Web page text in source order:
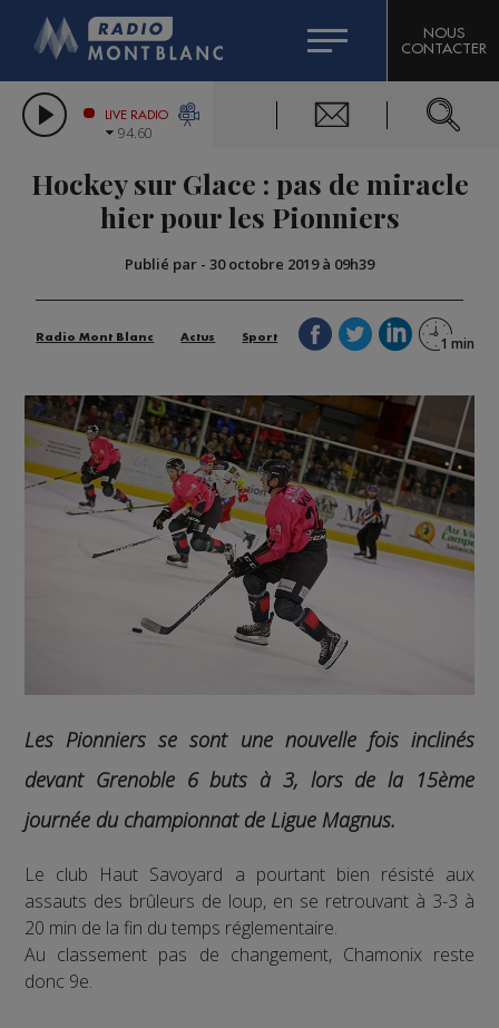
LES CHRONIQUES DE L'EXPERT
CITIZEN MACHINERY
GRAND MASSIF DOMAINES SKIABLES
BIGARD
COMPAGNIE DU MONT-BLANC
NOUS
CONTACTER
LIVE RADIO
94.60
Hockey sur Glace : pas de miracle
hier pour les Pionniers
Publié par - 30 octobre 2019 à 09h39
Radio Mont Blanc Actus Sport
Les Pionniers se sont une nouvelle fois inclinés
devant Grenoble 6 buts à 3, lors de la 15ème
journée du championnat de Ligue Magnus.
Le club Haut Savoyard a pourtant bien résisté aux
assauts des brûleurs de loup, en se retrouvant à 3-3 à
20 min de la fin du temps réglementaire.
Au classement pas de changement, Chamonix reste
donc 9e.